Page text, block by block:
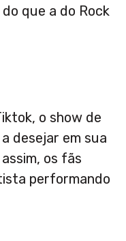
que a do Rock
o show de
desejar em sua
os fãs
performando